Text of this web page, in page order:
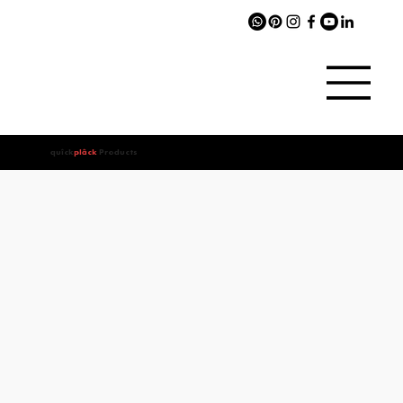
quîckplâck Products